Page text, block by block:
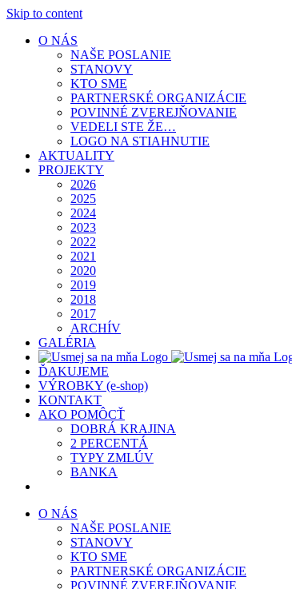
Skip to content
O NÁS
NAŠE POSLANIE
STANOVY
KTO SME
PARTNERSKÉ ORGANIZÁCIE
POVINNÉ ZVEREJŇOVANIE
VEDELI STE ŽE…
LOGO NA STIAHNUTIE
AKTUALITY
PROJEKTY
2026
2025
2024
2023
2022
2021
2020
2019
2018
2017
ARCHÍV
GALÉRIA
ĎAKUJEME
VÝROBKY (e-shop)
KONTAKT
AKO POMÔCŤ
DOBRÁ KRAJINA
2 PERCENTÁ
TYPY ZMLÚV
BANKA
O NÁS
NAŠE POSLANIE
STANOVY
KTO SME
PARTNERSKÉ ORGANIZÁCIE
POVINNÉ ZVEREJŇOVANIE